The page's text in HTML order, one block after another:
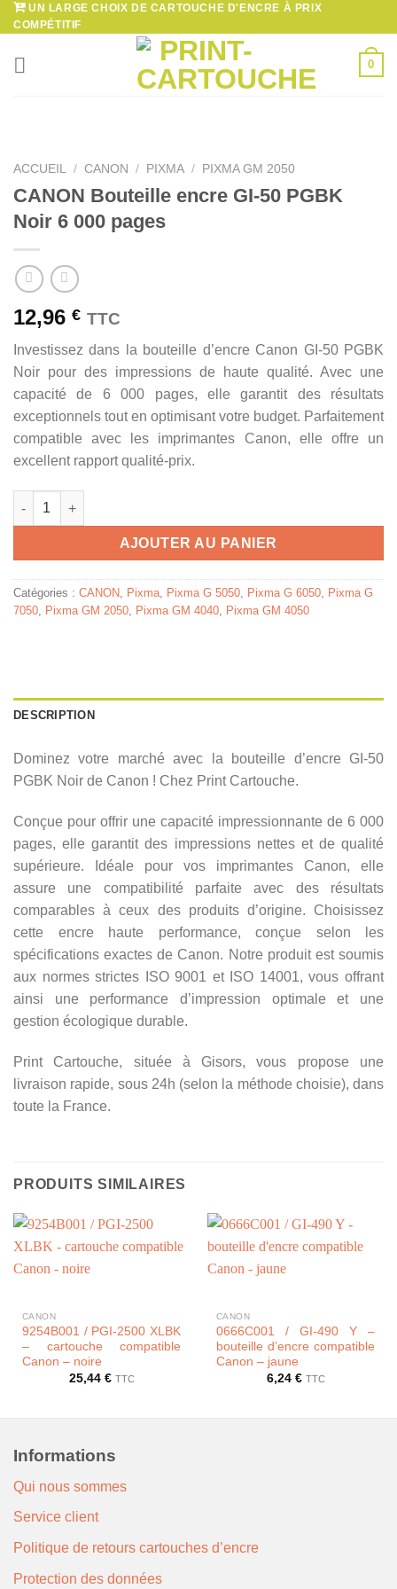
Passer
au
contenu
UN LARGE CHOIX DE CARTOUCHE D'ENCRE À PRIX
COMPÉTITIF
0
ACCUEIL / CANON / PIXMA / PIXMA GM 2050
CANON Bouteille encre GI-50 PGBK
Noir 6 000 pages
12,96 € TTC
Investissez dans la bouteille d’encre Canon GI-50 PGBK
Noir pour des impressions de haute qualité. Avec une
capacité de 6 000 pages, elle garantit des résultats
exceptionnels tout en optimisant votre budget. Parfaitement
compatible avec les imprimantes Canon, elle offre un
excellent rapport qualité-prix.
quantité de CANON Bouteille encre GI-50 PGBK Noir 6 000
AJOUTER AU PANIER
Catégories : CANON, Pixma, Pixma G 5050, Pixma G 6050, Pixma G
7050, Pixma GM 2050, Pixma GM 4040, Pixma GM 4050
DESCRIPTION
Dominez votre marché avec la bouteille d’encre GI-50
PGBK Noir de Canon ! Chez Print Cartouche.
Conçue pour offrir une capacité impressionnante de 6 000
pages, elle garantit des impressions nettes et de qualité
supérieure. Idéale pour vos imprimantes Canon, elle
assure une compatibilité parfaite avec des résultats
comparables à ceux des produits d’origine. Choisissez
cette encre haute performance, conçue selon les
spécifications exactes de Canon. Notre produit est soumis
aux normes strictes ISO 9001 et ISO 14001, vous offrant
ainsi une performance d’impression optimale et une
gestion écologique durable.
Print Cartouche, située à Gisors, vous propose une
livraison rapide, sous 24h (selon la méthode choisie), dans
toute la France.
PRODUITS SIMILAIRES
CANON
9254B001 / PGI-2500 XLBK
– cartouche compatible
Canon – noire
25,44 € TTC
CANON
0666C001 / GI-490 Y –
bouteille d’encre compatible
Canon – jaune
6,24 € TTC
Informations
Qui nous sommes
Service client
Politique de retours cartouches d’encre
Protection des données